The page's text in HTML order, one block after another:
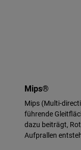
Mips®
Mips (Multi-
führende
dazu beiträgt,
Aufprallen